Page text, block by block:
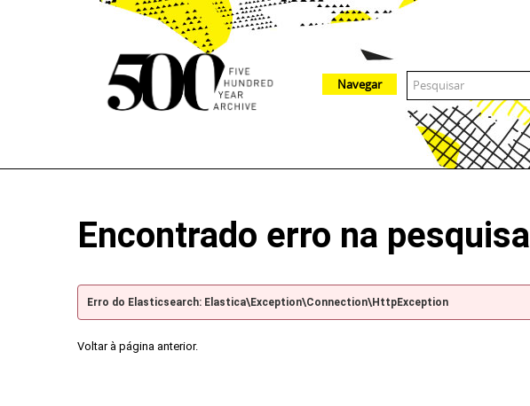
Navegar
Encontrado erro na pesquisa
Erro do Elasticsearch: Elastica\Exception\Connection\HttpException
Voltar à página anterior.